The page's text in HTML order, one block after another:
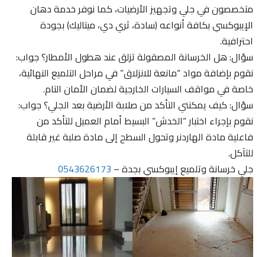
متخصصون في جلي وتجهيز الأرضيات، كما نوفر خدمة دهان
الإيبوكسي بكافة أنواعه (سادة، ثري دي، ميتاليك) بجودة
احترافية.
سؤال: هل الخرسانة المصقولة تزلق عند هطول الأمطار؟ جواب:
نقوم بإضافة مواد “مانعة للانزلاق” في مراحل التلميع النهائية،
خاصة في مواقف السيارات الخارجية لضمان الأمان التام.
سؤال: كيف يمكنني التأكد من صلابة الأرضية بعد الجلي؟ جواب:
نقوم بإجراء اختبار “الخدش” البسيط أمام العميل للتأكد من
فاعلية مادة الهاردنر وتحول السطح إلى مادة صلبة غير قابلة
للتآكل.
جلي خرسانة وتلميع إيبوكسي بجدة –0543626173